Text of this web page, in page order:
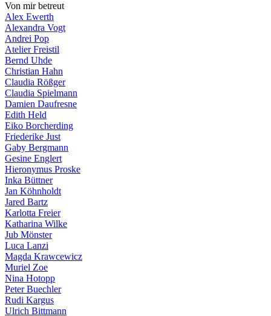
Von mir betreut
Alex Ewerth
Alexandra Vogt
Andrei Pop
Atelier Freistil
Bernd Uhde
Christian Hahn
Claudia Rößger
Claudia Spielmann
Damien Daufresne
Edith Held
Eiko Borcherding
Friederike Just
Gaby Bergmann
Gesine Englert
Hieronymus Proske
Inka Büttner
Jan Köhnholdt
Jared Bartz
Karlotta Freier
Katharina Wilke
Jub Mönster
Luca Lanzi
Magda Krawcewicz
Muriel Zoe
Nina Hotopp
Peter Buechler
Rudi Kargus
Ulrich Bittmann